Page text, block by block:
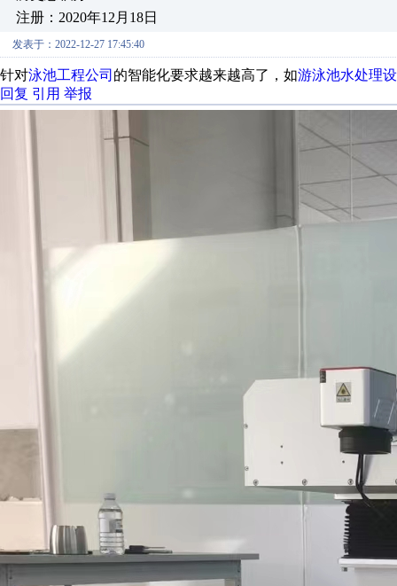
注册：2020年12月18日
发表于：2022-12-27 17:45:40
针对泳池工程公司 的智能化要求越来越高了，如游泳池水处理
回复 引用 举报